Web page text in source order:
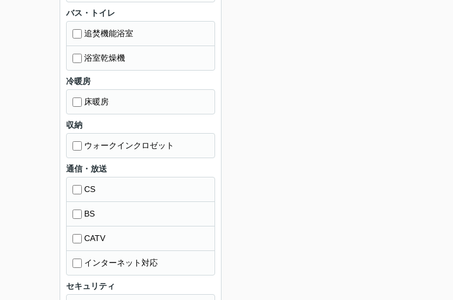
バス・トイレ
追焚機能浴室
浴室乾燥機
冷暖房
床暖房
収納
ウォークインクロゼット
通信・放送
CS
BS
CATV
インターネット対応
セキュリティ